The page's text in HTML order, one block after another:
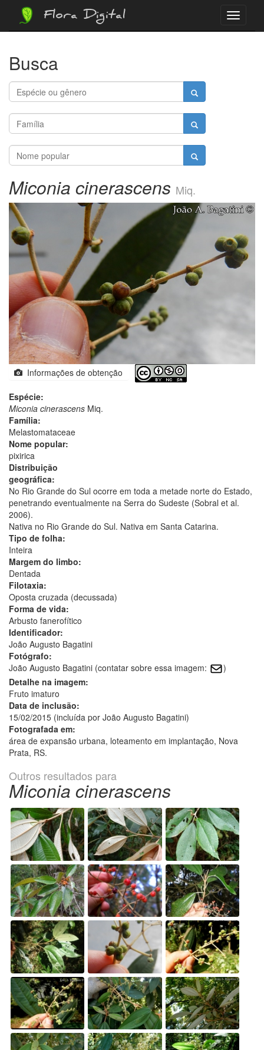
Menu
Flora Digital
Busca
Miconia cinerascens Miq.
Informações de obtenção
Espécie:
Miconia cinerascens Miq.
Família:
Melastomataceae
Nome popular:
pixirica
Distribuição
geográfica:
No Rio Grande do Sul ocorre em toda a metade norte do Estado,
penetrando eventualmente na Serra do Sudeste (Sobral et al.
2006).
Nativa no Rio Grande do Sul. Nativa em Santa Catarina.
Tipo de folha:
Inteira
Margem do limbo:
Dentada
Filotaxia:
Oposta cruzada (decussada)
Forma de vida:
Arbusto fanerofítico
Identificador:
João Augusto Bagatini
Fotógrafo:
João Augusto Bagatini (contatar sobre essa imagem:
)
Detalhe na imagem:
Fruto imaturo
Data de inclusão:
15/02/2015 (incluída por João Augusto Bagatini)
Fotografada em:
área de expansão urbana, loteamento em implantação, Nova
Prata, RS.
Outros resultados para
Miconia cinerascens